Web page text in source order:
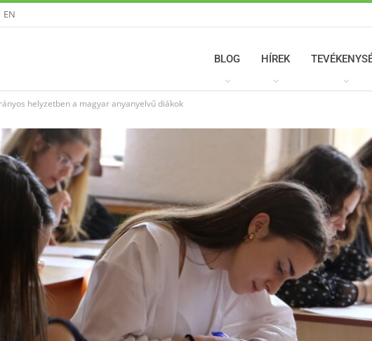
EN
BLOG HÍREK
helyzetben a magyar anyanyelvű diákok